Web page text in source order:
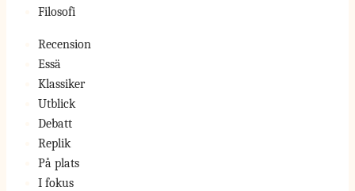
Filosofi
Recension
Essä
Klassiker
Utblick
Debatt
Replik
På plats
I fokus